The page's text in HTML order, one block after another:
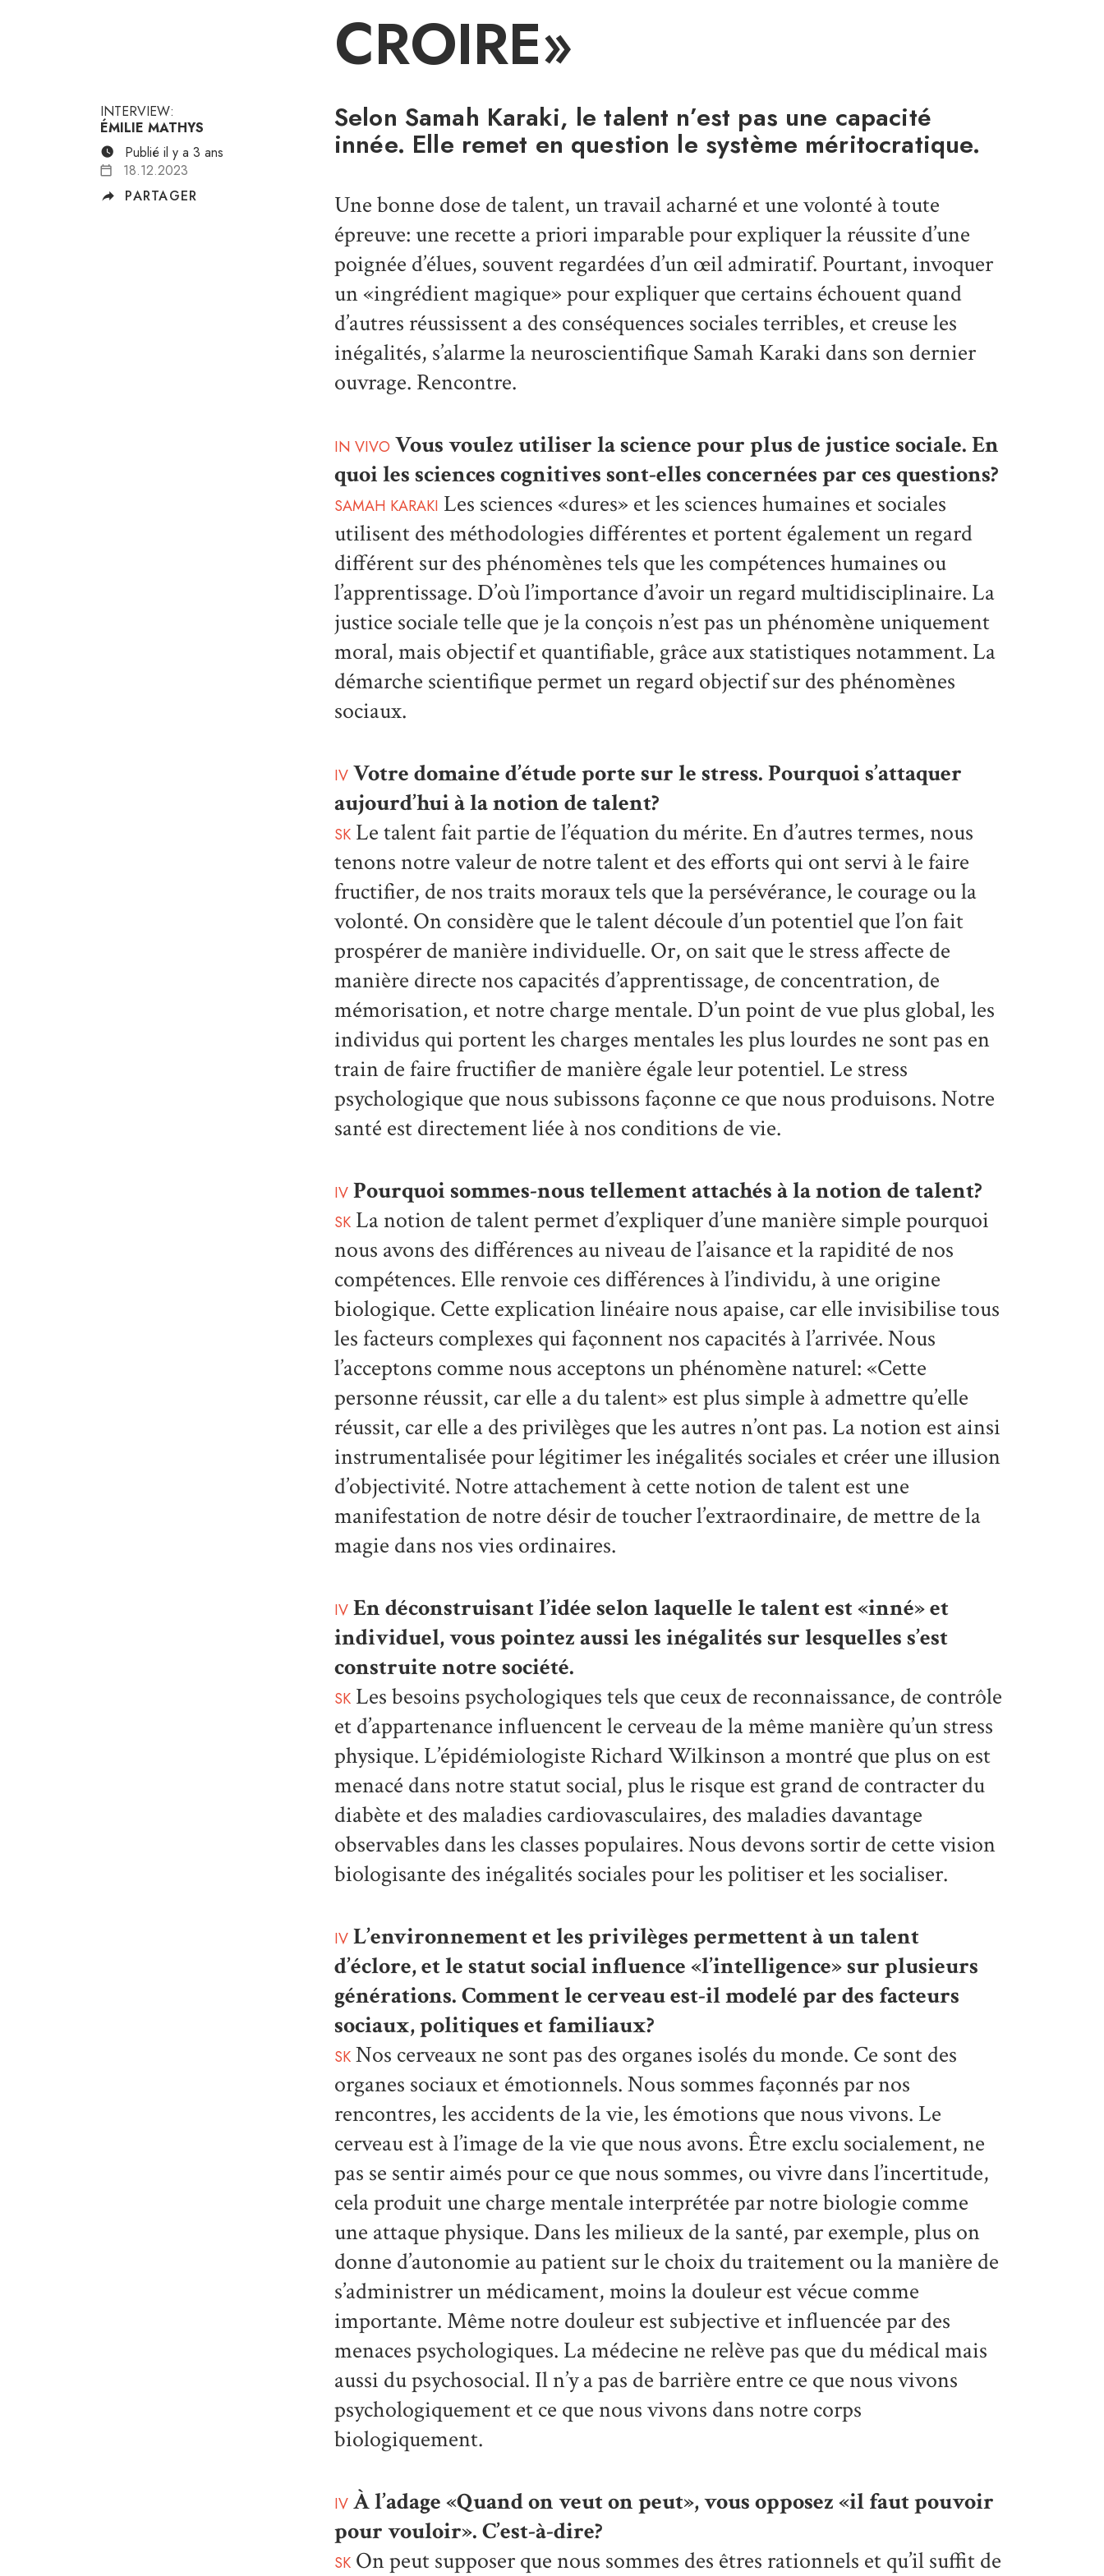
CROIRE»
INTERVIEW:
ÉMILIE MATHYS
Publié il y a 3 ans
18.12.2023
PARTAGER
Selon Samah Karaki, le talent n’est pas une capacité
innée. Elle remet en question le système méritocratique.
Une bonne dose de talent, un travail acharné et une volonté à toute
épreuve: une recette a priori imparable pour expliquer la réussite d’une
poignée d’élues, souvent regardées d’un œil admiratif. Pourtant, invoquer
un «ingrédient magique» pour expliquer que certains échouent quand
d’autres réussissent a des conséquences sociales terribles, et creuse les
inégalités, s’alarme la neuroscientifique Samah Karaki dans son dernier
ouvrage. Rencontre.
IN VIVO Vous voulez utiliser la science pour plus de justice sociale. En
quoi les sciences cognitives sont-elles concernées par ces questions?
SAMAH KARAKI Les sciences «dures» et les sciences humaines et sociales
utilisent des méthodologies différentes et portent également un regard
différent sur des phénomènes tels que les compétences humaines ou
l’apprentissage. D’où l’importance d’avoir un regard multidisciplinaire. La
justice sociale telle que je la conçois n’est pas un phénomène uniquement
moral, mais objectif et quantifiable, grâce aux statistiques notamment. La
démarche scientifique permet un regard objectif sur des phénomènes
sociaux.
IV Votre domaine d’étude porte sur le stress. Pourquoi s’attaquer
aujourd’hui à la notion de talent?
SK Le talent fait partie de l’équation du mérite. En d’autres termes, nous
tenons notre valeur de notre talent et des efforts qui ont servi à le faire
fructifier, de nos traits moraux tels que la persévérance, le courage ou la
volonté. On considère que le talent découle d’un potentiel que l’on fait
prospérer de manière individuelle. Or, on sait que le stress affecte de
manière directe nos capacités d’apprentissage, de concentration, de
mémorisation, et notre charge mentale. D’un point de vue plus global, les
individus qui portent les charges mentales les plus lourdes ne sont pas en
train de faire fructifier de manière égale leur potentiel. Le stress
psychologique que nous subissons façonne ce que nous produisons. Notre
santé est directement liée à nos conditions de vie.
IV Pourquoi sommes-nous tellement attachés à la notion de talent?
SK La notion de talent permet d’expliquer d’une manière simple pourquoi
nous avons des différences au niveau de l’aisance et la rapidité de nos
compétences. Elle renvoie ces différences à l’individu, à une origine
biologique. Cette explication linéaire nous apaise, car elle invisibilise tous
les facteurs complexes qui façonnent nos capacités à l’arrivée. Nous
l’acceptons comme nous acceptons un phénomène naturel: «Cette
personne réussit, car elle a du talent» est plus simple à admettre qu’elle
réussit, car elle a des privilèges que les autres n’ont pas. La notion est ainsi
instrumentalisée pour légitimer les inégalités sociales et créer une illusion
d’objectivité. Notre attachement à cette notion de talent est une
manifestation de notre désir de toucher l’extraordinaire, de mettre de la
magie dans nos vies ordinaires.
IV En déconstruisant l’idée selon laquelle le talent est «inné» et
individuel, vous pointez aussi les inégalités sur lesquelles s’est
construite notre société.
SK Les besoins psychologiques tels que ceux de reconnaissance, de contrôle
et d’appartenance influencent le cerveau de la même manière qu’un stress
physique. L’épidémiologiste Richard Wilkinson a montré que plus on est
menacé dans notre statut social, plus le risque est grand de contracter du
diabète et des maladies cardiovasculaires, des maladies davantage
observables dans les classes populaires. Nous devons sortir de cette vision
biologisante des inégalités sociales pour les politiser et les socialiser.
IV L’environnement et les privilèges permettent à un talent
d’éclore, et le statut social influence «l’intelligence» sur plusieurs
générations. Comment le cerveau est-il modelé par des facteurs
sociaux, politiques et familiaux?
SK Nos cerveaux ne sont pas des organes isolés du monde. Ce sont des
organes sociaux et émotionnels. Nous sommes façonnés par nos
rencontres, les accidents de la vie, les émotions que nous vivons. Le
cerveau est à l’image de la vie que nous avons. Être exclu socialement, ne
pas se sentir aimés pour ce que nous sommes, ou vivre dans l’incertitude,
cela produit une charge mentale interprétée par notre biologie comme
une attaque physique. Dans les milieux de la santé, par exemple, plus on
donne d’autonomie au patient sur le choix du traitement ou la manière de
s’administrer un médicament, moins la douleur est vécue comme
importante. Même notre douleur est subjective et influencée par des
menaces psychologiques. La médecine ne relève pas que du médical mais
aussi du psychosocial. Il n’y a pas de barrière entre ce que nous vivons
psychologiquement et ce que nous vivons dans notre corps
biologiquement.
IV À l’adage «Quand on veut on peut», vous opposez «il faut pouvoir
pour vouloir». C’est-à-dire?
SK On peut supposer que nous sommes des êtres rationnels et qu’il suffit de